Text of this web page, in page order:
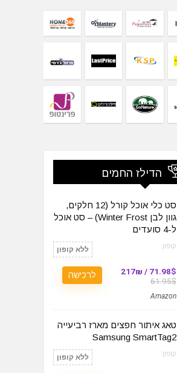
הדילז החמים
סט כלי אוכל קורל (12 חלקים,
גוון לבן Winter Frost) – סט אוכל
ל-4 סועדים
קופון: ללא קופון
71.98$ / 217₪
61.95$
Amazon
לרכישה
טאג איתור חפצים מארז רביעייה
Samsung SmartTag2
קופון: ללא קופון